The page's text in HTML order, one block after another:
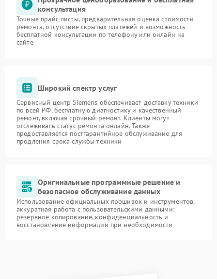
консультация
Точные прайс-листы, предварительная оценка стоимости
ремонта, отсутствие скрытых платежей и возможность
бесплатной консультации по телефону или онлайн на
сайте
Широкий спектр услуг
Сервисный центр Siemens обеспечивает доставку техники
по всей РФ, бесплатную диагностику и качественный
ремонт, включая срочный ремонт. Клиенты могут
отслеживать статус ремонта онлайн. Также
предоставляется постгарантийное обслуживание для
продления срока службы техники
Оригинальные программные решение и
безопасное обслуживание данных
Использование официальных прошивок и инструментов,
аккуратная работа с пользовательскими данными:
резервное копирование, конфиденциальность и
восстановление информации при необходимости